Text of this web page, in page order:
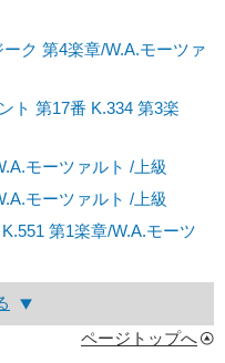
ク 第4楽章/W.A.モーツァ
ト 第17番 K.334 第3楽
モーツァルト /上級
モーツァルト /上級
第1楽章/W.A.モーツ
ページトップへ